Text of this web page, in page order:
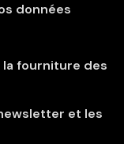
données
la fourniture des
et les